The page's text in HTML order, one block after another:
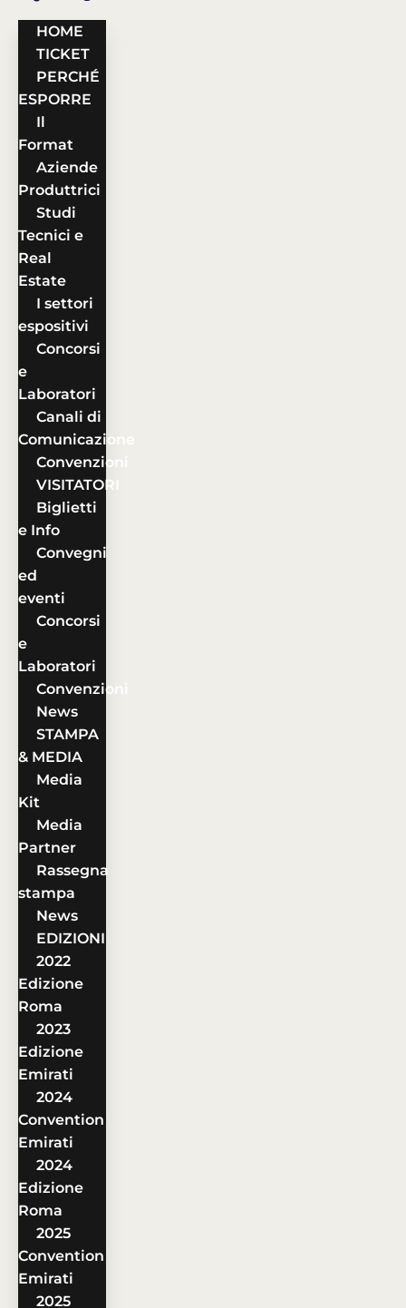
HOME
TICKET
PERCHÉ
ESPORRE
Il
Format
Aziende
Produttrici
Studi
Tecnici e
Real
Estate
I settori
espositivi
Concorsi
e
Laboratori
Canali di
Comunicazione
Convenzioni
VISITATORI
Biglietti
e Info
Convegni
ed
eventi
Concorsi
e
Laboratori
Convenzioni
News
STAMPA
& MEDIA
Media
Kit
Media
Partner
Rassegna
stampa
News
EDIZIONI
2022
Edizione
Roma
2023
Edizione
Emirati
2024
Convention
Emirati
2024
Edizione
Roma
2025
Convention
Emirati
2025